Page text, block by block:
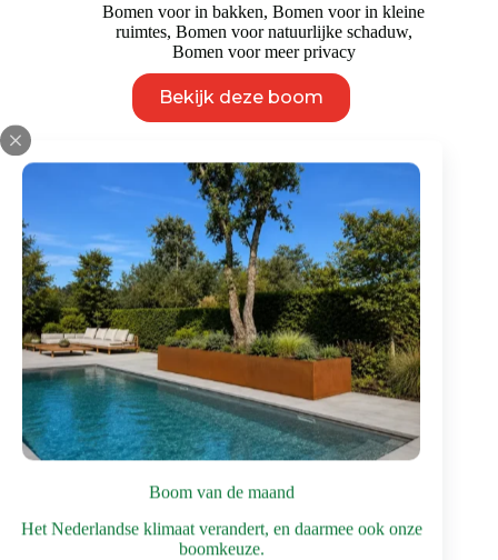
Boom van de maand
Het Nederlandse klimaat verandert, en daarmee ook onze
boomkeuze.
Bomen voor in bakken,Bomen voor in kleine
ruimtes, Bomen voor natuurlijke schaduw,
Bomen voor meer privacy
Bekijk deze boom
product
heeft
variaties.
Deze
optie
kan
gekozen
worden
op
de
productpagina